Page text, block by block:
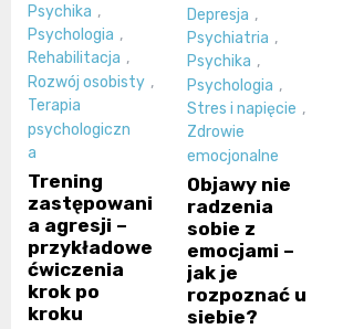
Psychika ,
Psychologia ,
Rehabilitacja ,
Rozwój osobisty ,
Terapia
psychologiczn
a
Trening
zastępowani
a agresji –
przykładowe
ćwiczenia
krok po
kroku
Depresja ,
Psychiatria ,
Psychika ,
Psychologia ,
Stres i napięcie ,
Zdrowie
emocjonalne
Objawy nie
radzenia
sobie z
emocjami –
jak je
rozpoznać u
siebie?